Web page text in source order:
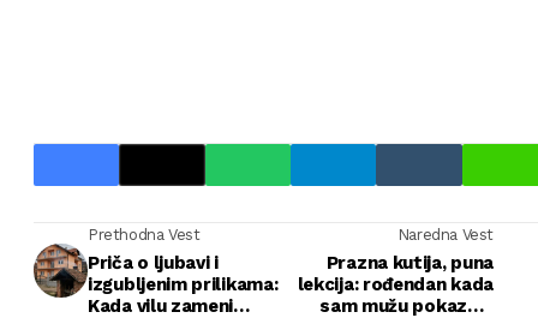
Prethodna Vest
Priča o ljubavi i
izgubljenim prilikama:
Kada vilu zameni
Naredna Vest
Prazna kutija, puna
lekcija: rođendan kada
sam mužu pokazala